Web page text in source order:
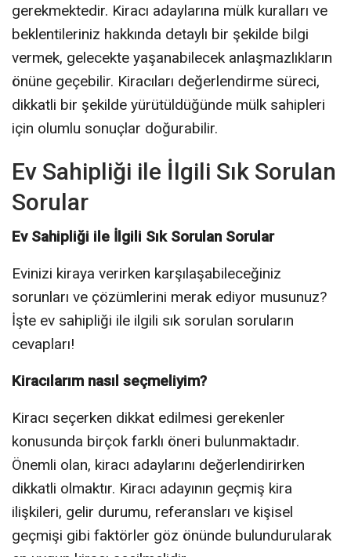
gerekmektedir. Kiracı adaylarına mülk kuralları ve
beklentileriniz hakkında detaylı bir şekilde bilgi
vermek, gelecekte yaşanabilecek anlaşmazlıkların
önüne geçebilir. Kiracıları değerlendirme süreci,
dikkatli bir şekilde yürütüldüğünde mülk sahipleri
için olumlu sonuçlar doğurabilir.
Ev Sahipliği ile İlgili Sık Sorulan
Sorular
Ev Sahipliği ile İlgili Sık Sorulan Sorular
Evinizi kiraya verirken karşılaşabileceğiniz
sorunları ve çözümlerini merak ediyor musunuz?
İşte ev sahipliği ile ilgili sık sorulan soruların
cevapları!
Kiracılarım nasıl seçmeliyim?
Kiracı seçerken dikkat edilmesi gerekenler
konusunda birçok farklı öneri bulunmaktadır.
Önemli olan, kiracı adaylarını değerlendirirken
dikkatli olmaktır. Kiracı adayının geçmiş kira
ilişkileri, gelir durumu, referansları ve kişisel
geçmişi gibi faktörler göz önünde bulundurularak